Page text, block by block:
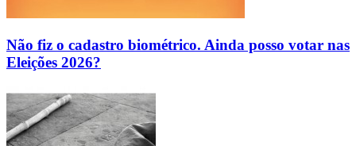
Não fiz o cadastro biométrico. Ainda posso votar nas
Eleições 2026?